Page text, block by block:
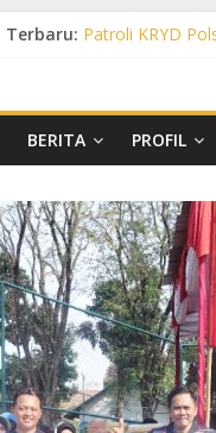
Terbaru: Patroli KRYD
Patroli Blue
Patroli Blue
BERITA PROFIL